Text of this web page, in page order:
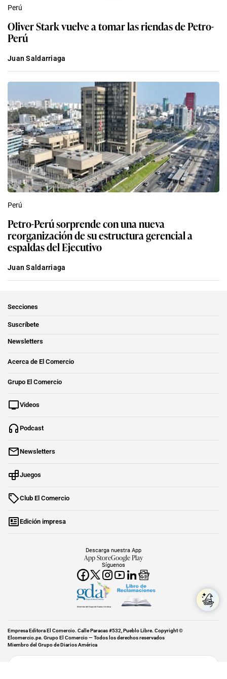
Perú
Oliver Stark vuelve a tomar las riendas de Petro-
Perú
Juan Saldarriaga
Perú
Petro-Perú sorprende con una nueva
reorganización de su estructura gerencial a
espaldas del Ejecutivo
Juan Saldarriaga
Secciones
Suscríbete
Newsletters
Acerca de El Comercio
Grupo El Comercio
Videos
Podcast
Newsletters
Juegos
Club El Comercio
Edición impresa
Síguenos
Descarga nuestra App
App StoreGoogle Play
Miembro del Grupo de Diarios América
Empresa Editora El Comercio. Calle Paracas #532, Pueblo Libre. Copyright ©
Elcomercio.pe. Grupo El Comercio — Todos los derechos reservados
Miembro del Grupo de Diarios América